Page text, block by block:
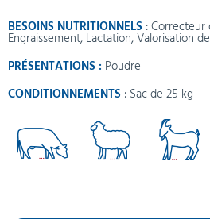
BESOINS NUTRITIONNELS :Correcteur
Engraissement, Lactation,Valorisation
PRÉSENTATIONS : Poudre
CONDITIONNEMENTS : Sac de 25 kg